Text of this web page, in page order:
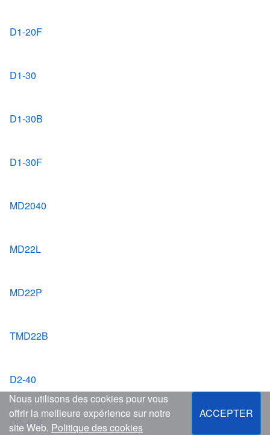
D1-20F
D1-30
D1-30B
D1-30F
MD2040
MD22L
MD22P
TMD22B
D2-40
D2-40B
Nous utilisons des cookies pour vous
offrir la meilleure expérience sur notre
site Web. Politique des cookies
ACCEPTER